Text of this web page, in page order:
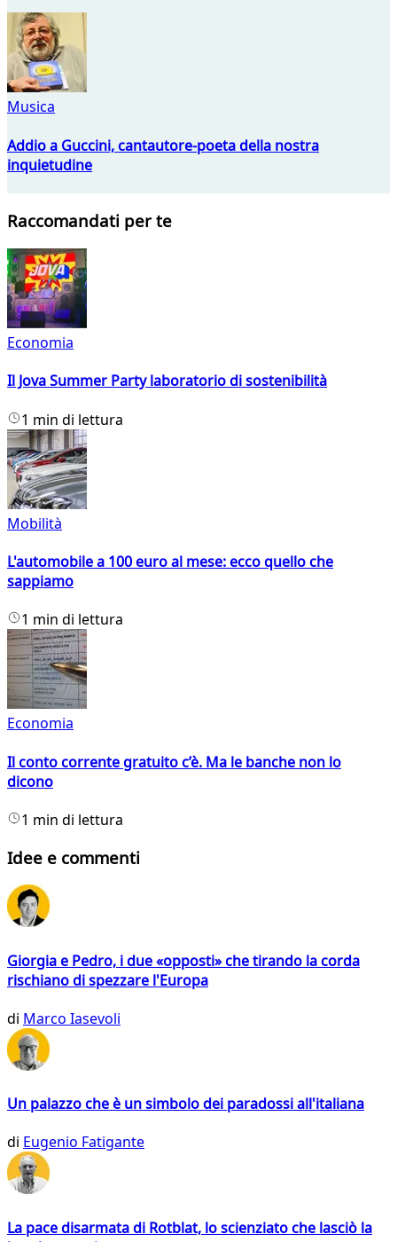
Musica
Addio a Guccini, cantautore-poeta della nostra
inquietudine
Raccomandati per te
Economia
Il Jova Summer Party laboratorio di sostenibilità
1 min di lettura
Mobilità
L'automobile a 100 euro al mese: ecco quello che
sappiamo
1 min di lettura
Economia
Il conto corrente gratuito c’è. Ma le banche non lo
dicono
1 min di lettura
Idee e commenti
Giorgia e Pedro, i due «opposti» che tirando la corda
rischiano di spezzare l'Europa
di Marco Iasevoli
Un palazzo che è un simbolo dei paradossi all'italiana
di Eugenio Fatigante
La pace disarmata di Rotblat, lo scienziato che lasciò la